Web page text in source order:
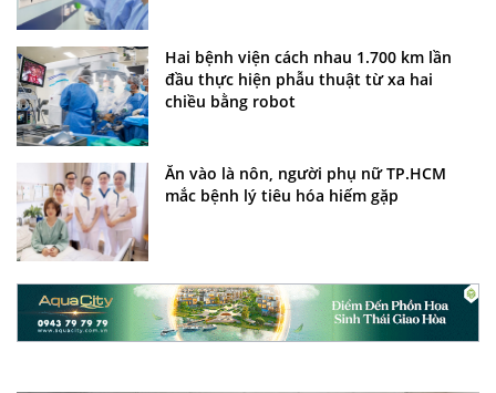
Hai bệnh viện cách nhau 1.700 km lần
đầu thực hiện phẫu thuật từ xa hai
chiều bằng robot
Ăn vào là nôn, người phụ nữ TP.HCM
mắc bệnh lý tiêu hóa hiếm gặp